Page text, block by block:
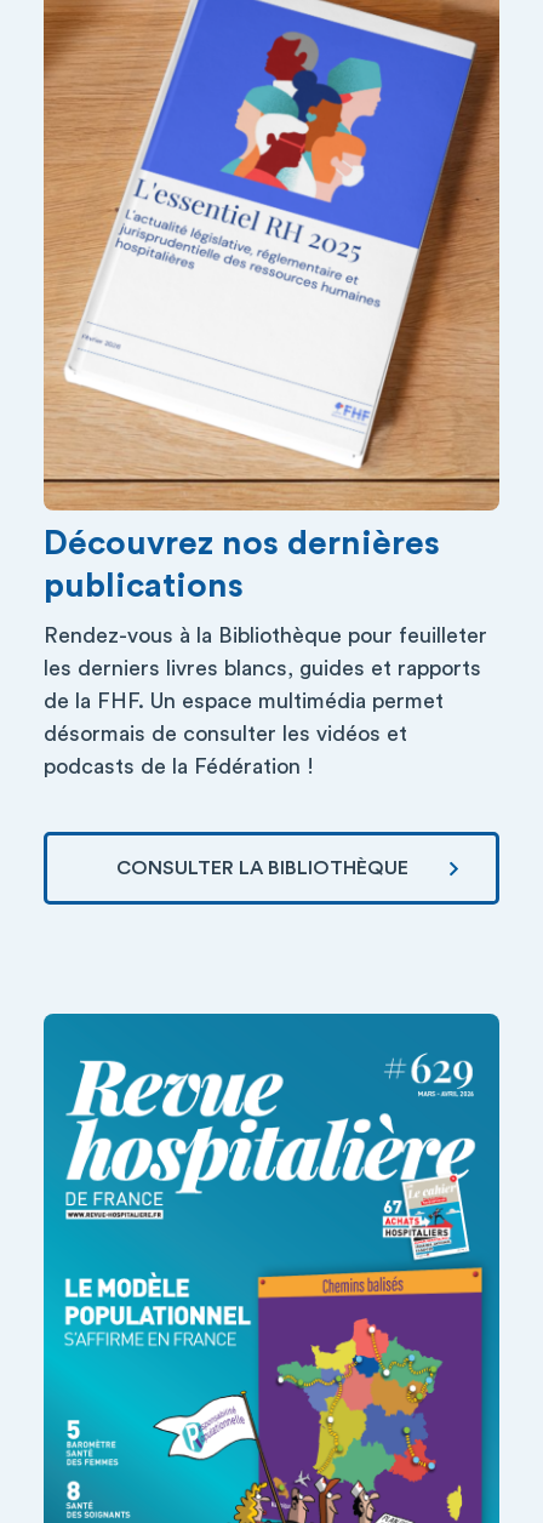
Découvrez nos dernières
publications
Rendez-vous à la Bibliothèque pour feuilleter
les derniers livres blancs, guides et rapports
de la FHF. Un espace multimédia permet
désormais de consulter les vidéos et
podcasts de la Fédération !
CONSULTER LA BIBLIOTHÈQUE